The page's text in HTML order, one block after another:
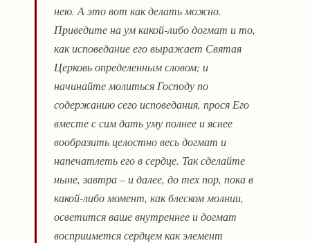
нею. А это вот как делать можно.
Приведите на ум какой-либо догмат и то,
как исповедание его выражает Святая
Церковь определенным словом; и
начинайте молиться Господу по
содержанию сего исповедания, прося Его
вместе с сим дать уму полнее и яснее
вообразить целостно весь догмат и
напечатлеть его в сердце. Так сделайте
ныне, завтра – и далее, до тех пор, пока в
какой-либо момент, как блеском молнии,
осветится ваше внутреннее и догмат
восприимется сердцем как элемент